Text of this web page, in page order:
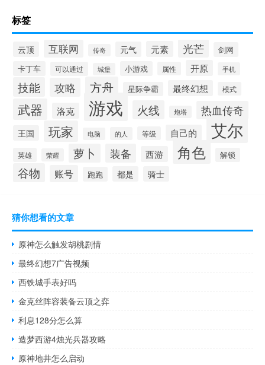
标签
云顶 互联网 传奇 元气 元素 光芒
剑网
卡丁车
可以通过 城堡 小游戏 属性 开原 手机
技能 攻略 方舟 星际争霸 最终幻想 模式
武器 洛克 游戏 火线 炮塔 热血传奇
王国 玩家 电脑 的人 等级 自己的 艾尔
英雄 荣耀 萝卜 装备 西游 角色 解锁
谷物 账号 跑跑 都是 骑士
猜你想看的文章
原神怎么触发胡桃剧情
最终幻想7广告视频
西铁城手表好吗
金克丝阵容装备云顶之弈
利息128分怎么算
造梦西游4烛光兵器攻略
原神地井怎么启动